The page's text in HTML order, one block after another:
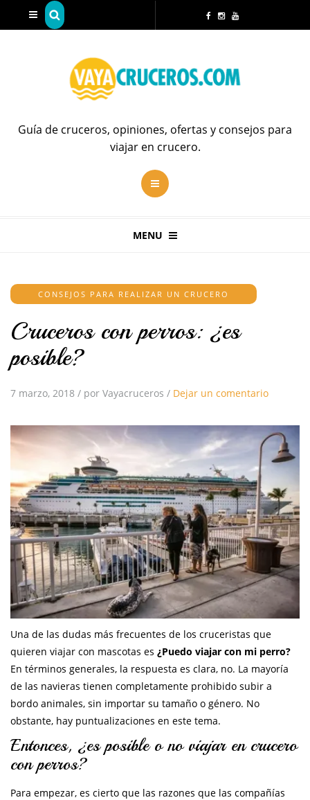
Guía de cruceros, opiniones, ofertas y consejos para
viajar en crucero.
MENU
CONSEJOS PARA REALIZAR UN CRUCERO
Cruceros con perros: ¿es
posible?
7 marzo, 2018 / por Vayacruceros / Dejar un comentario
Una de las dudas más frecuentes de los cruceristas que
quieren viajar con mascotas es ¿Puedo viajar con mi perro?
En términos generales, la respuesta es clara, no. La mayoría
de las navieras tienen completamente prohibido subir a
bordo animales, sin importar su tamaño o género. No
obstante, hay puntualizaciones en este tema.
Entonces, ¿es posible o no viajar en crucero
con perros?
Para empezar, es cierto que las razones que las compañías